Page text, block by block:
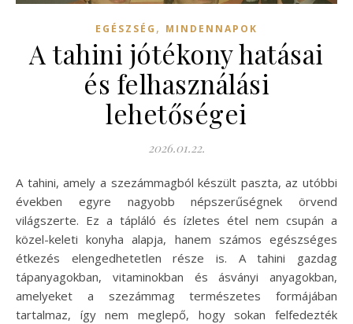
EGÉSZSÉG , MINDENNAPOK
A tahini jótékony hatásai
és felhasználási
lehetőségei
2026.01.22.
A tahini, amely a szezámmagból készült paszta, az utóbbi
években egyre nagyobb népszerűségnek örvend
világszerte. Ez a tápláló és ízletes étel nem csupán a
közel-keleti konyha alapja, hanem számos egészséges
étkezés elengedhetetlen része is. A tahini gazdag
tápanyagokban, vitaminokban és ásványi anyagokban,
amelyeket a szezámmag természetes formájában
tartalmaz, így nem meglepő, hogy sokan felfedezték